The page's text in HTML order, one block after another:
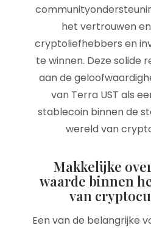
het vertrouwen
cryptoliefhebbers en
te winnen. Deze solide
aan de
van Terra UST als
stablecoin binnen de
wereld van
Makkelijke
waarde binnen
van
Een van de belangrijke